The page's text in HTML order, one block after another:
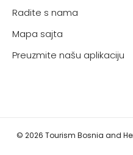
Radite s nama
Mapa sajta
Preuzmite našu aplikaciju
© 2026 Tourism Bosnia and